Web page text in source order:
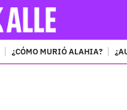
¿CÓMO MURIÓ ALAHIA?